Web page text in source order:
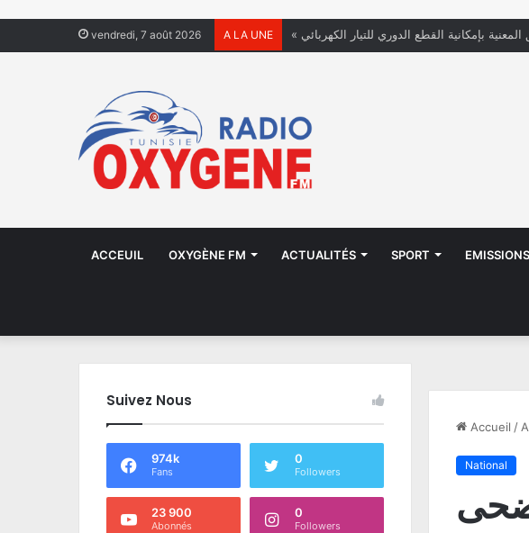
vendredi, 7 août 2026 A LA UNE بإمكانية القطع الدوري للتيار الكهربائي
ACCEUIL OXYGÈNE FM ACTUALITÉS SPORT EMISSIONS
Accueil /
National
Suivez Nous
974k
Fans
0
Followers
23 900
Abonnés
0
Followers